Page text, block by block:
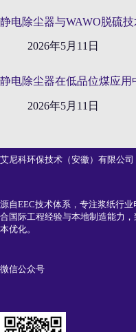
静电除尘器与WAWO脱硫
2026年5月11日
静电除尘器在低品位煤应用
2026年5月11日
艾尼科环保技术（安徽）有限公司
源自EEC技术体系，专注浆纸行
合国际工程经验与本地制造能力
本优化。
微信公众号